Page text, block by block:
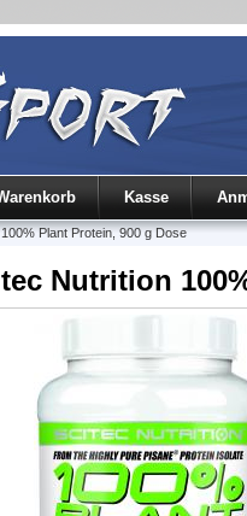
Kasse
Plant Protein, 900 g Dose
Nutrition